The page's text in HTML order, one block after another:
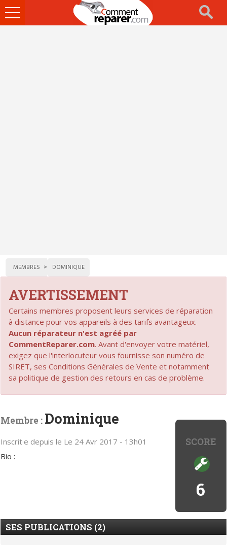
Ouvrir
le
MEMBRES DOMINIQUE
AVERTISSEMENT
Certains membres proposent leurs services de réparation
à distance pour vos appareils à des tarifs avantageux.
Aucun réparateur n'est agréé par
CommentReparer.com. Avant d'envoyer votre matériel,
exigez que l'interlocuteur vous fournisse son numéro de
SIRET, ses Conditions Générales de Vente et notamment
sa politique de gestion des retours en cas de problème.
SCORE
6
Membre : Dominique
Inscrit·e depuis le Le 24 Avr 2017 - 13h01
Bio :
SES PUBLICATIONS (2)